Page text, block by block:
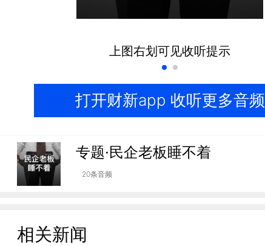
上图右划可见收听提示
打开财新app 收听更多音频
专题·民企老板睡不着
20条音频
相关新闻